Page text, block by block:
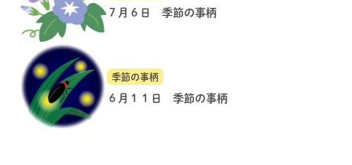
７月６日 季節の事柄
季節の事柄
６月１１日 季節の事柄